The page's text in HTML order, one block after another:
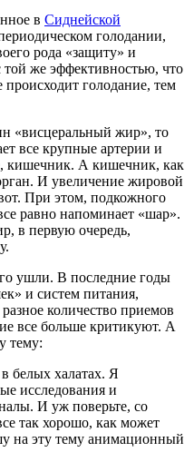
в Сиднейской
голодании,
рода «защиту» и
той же эффективностью, что
голодание, тем
«висцеральный жир», то
все крупные артерии и
кишечник. А кишечник, как
И увеличение жировой
При этом, подкожного
равно напоминает «шар».
в первую очередь,
ушли. В последние годы
и систем питания,
количество приемов
все больше критикуют. А
тему:
белых халатах. Я
исследования и
И уж поверьте, со
так хорошо, как может
на эту тему анимационный